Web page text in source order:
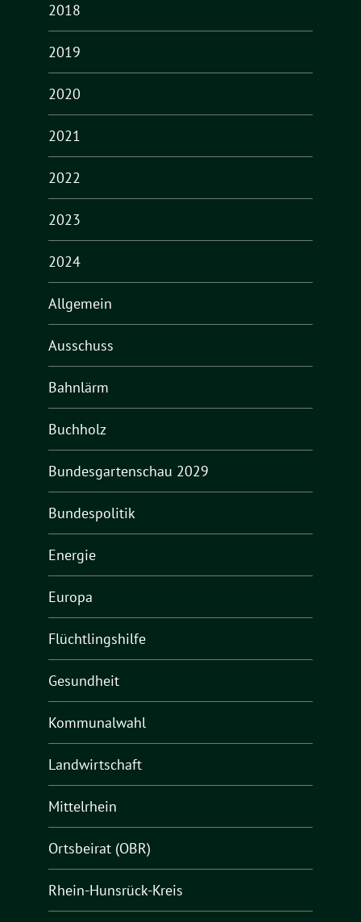
2018
2019
2020
2021
2022
2023
2024
Allgemein
Ausschuss
Bahnlärm
Buchholz
Bundesgartenschau 2029
Bundespolitik
Energie
Europa
Flüchtlingshilfe
Gesundheit
Kommunalwahl
Landwirtschaft
Mittelrhein
Ortsbeirat (OBR)
Rhein-Hunsrück-Kreis